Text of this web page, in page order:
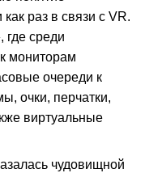
раз в связи с VR.
среди
мониторам
очереди к
очки, перчатки,
виртуальные
чудовищной